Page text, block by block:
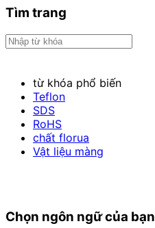
Tìm trang
từ khóa phổ biến
Teflon
SDS
RoHS
chất florua
Vật liệu màng
Chọn ngôn ngữ của bạn